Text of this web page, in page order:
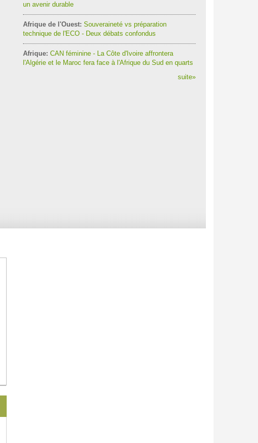
un avenir durable
Afrique de l'Ouest: Souveraineté vs préparation
technique de l'ECO - Deux débats confondus
Afrique: CAN féminine - La Côte d'Ivoire affrontera
l'Algérie et le Maroc fera face à l'Afrique du Sud en quarts
suite»